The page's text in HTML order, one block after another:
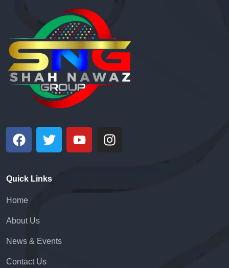
Quick Links
Home
About Us
News & Events
Contact Us